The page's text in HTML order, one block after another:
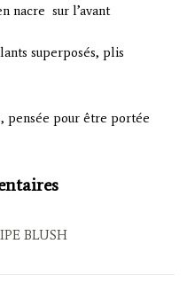
nacre sur l’avant
superposés, plis
pensée pour être portée
BLUSH